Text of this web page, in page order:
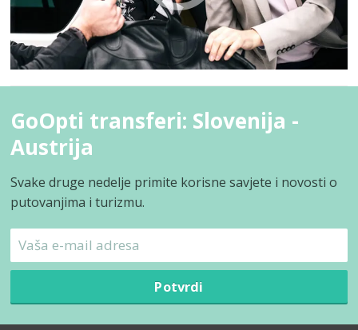
GoOpti transferi: Slovenija -
Austrija
Svake druge nedelje primite korisne savjete i novosti o
putovanjima i turizmu.
Potvrdi